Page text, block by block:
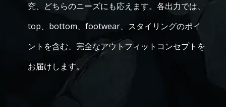
究、どちらのニーズにも応えます。各出力では、
top、bottom、footwear、スタイリングのポイ
ントを含む、完全なアウトフィットコンセプトを
お届けします。